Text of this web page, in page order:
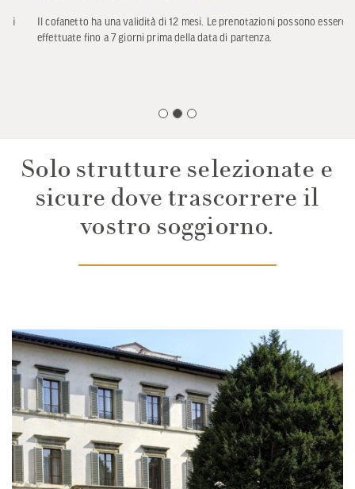
Il cofanetto ha una validità di 12 mesi. Le prenotazioni possono essere
effettuate fino a 7 giorni prima della data di partenza.
Solo strutture selezionate e
sicure dove trascorrere il
vostro soggiorno.